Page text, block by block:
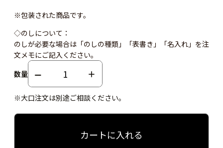
※包装された商品です。
◇のしについて：
のしが必要な場合は「のしの種類」「表書き」「名入れ」を注
文メモにご記入ください。
数量
※大口注文は別途ご相談ください。
カートに入れる